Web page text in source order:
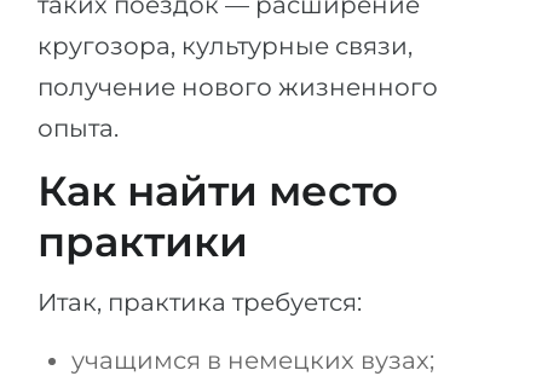
кругозора, культурные связи,
получение нового жизненного
опыта.
Как найти место
практики
Итак, практика требуется:
учащимся в немецких вузах;